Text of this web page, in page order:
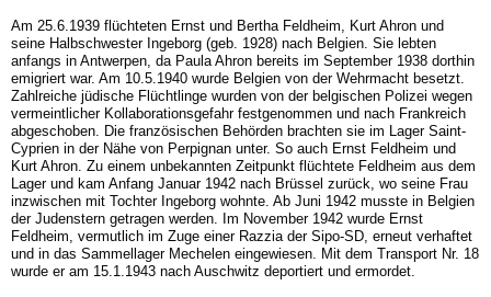
Am 25.6.1939 flüchteten Ernst und Bertha Feldheim, Kurt Ahron und
seine Halbschwester Ingeborg (geb. 1928) nach Belgien. Sie lebten
anfangs in Antwerpen, da Paula Ahron bereits im September 1938 dorthin
emigriert war. Am 10.5.1940 wurde Belgien von der Wehrmacht besetzt.
Zahlreiche jüdische Flüchtlinge wurden von der belgischen Polizei wegen
vermeintlicher Kollaborationsgefahr festge­nommen und nach Frankreich
abgeschoben. Die französischen Behörden brachten sie im Lager Saint-
Cyprien in der Nähe von Perpignan unter. So auch Ernst Feldheim und
Kurt Ahron. Zu einem unbekannten Zeitpunkt flüchtete Feldheim aus dem
Lager und kam Anfang Januar 1942 nach Brüssel zurück, wo seine Frau
inzwischen mit Tochter Ingeborg wohnte. Ab Juni 1942 musste in Belgien
der Judenstern getragen werden. Im November 1942 wurde Ernst
Feldheim, vermutlich im Zuge einer Razzia der Sipo-SD, erneut verhaftet
und in das Sammellager Mechelen eingewiesen. Mit dem Transport Nr. 18
wurde er am 15.1.1943 nach Auschwitz deportiert und ermordet.